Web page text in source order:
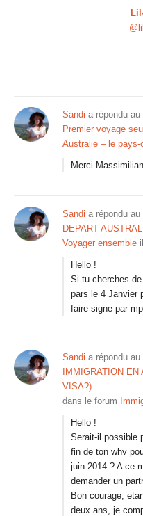
Sandi a répondu au
Premier voyage
Australie – le pays-
Merci
Sandi a répondu au
DEPART
Voyager ensemble
Hello !
Si tu cherches
pars le 4 Janvier
faire signe par mp
Sandi a répondu au
IMMIGRATION
VISA?)
dans le forum
Hello !
Serait-il possible
fin de ton whv
juin 2014 ? A ce
demander un
Bon courage,
deux ans, je